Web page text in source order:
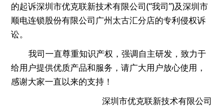
的起诉深圳市优克联新技术有限公司(“我司”)及深圳市
顺电连锁股份有限公司广州太古汇分店的专利侵权诉
讼。
我司一直尊重知识产权，强调自主研发，致力于
给用户提供优质产品和服务，请广大用户放心使用，
感谢大家一直以来的支持！
深圳市优克联新技术有限公司